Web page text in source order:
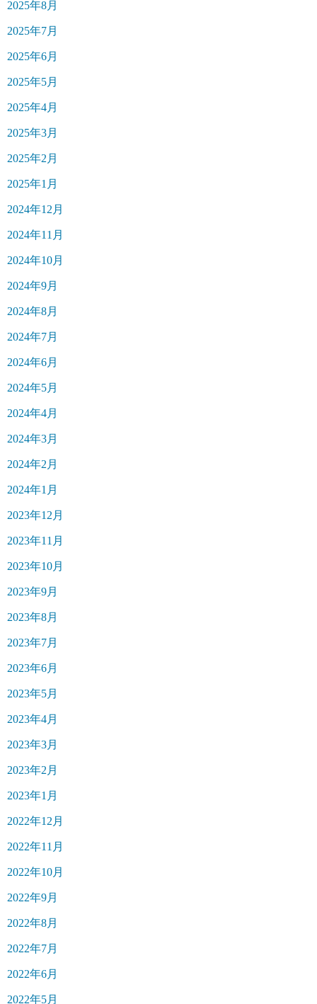
2025年8月
2025年7月
2025年6月
2025年5月
2025年4月
2025年3月
2025年2月
2025年1月
2024年12月
2024年11月
2024年10月
2024年9月
2024年8月
2024年7月
2024年6月
2024年5月
2024年4月
2024年3月
2024年2月
2024年1月
2023年12月
2023年11月
2023年10月
2023年9月
2023年8月
2023年7月
2023年6月
2023年5月
2023年4月
2023年3月
2023年2月
2023年1月
2022年12月
2022年11月
2022年10月
2022年9月
2022年8月
2022年7月
2022年6月
2022年5月